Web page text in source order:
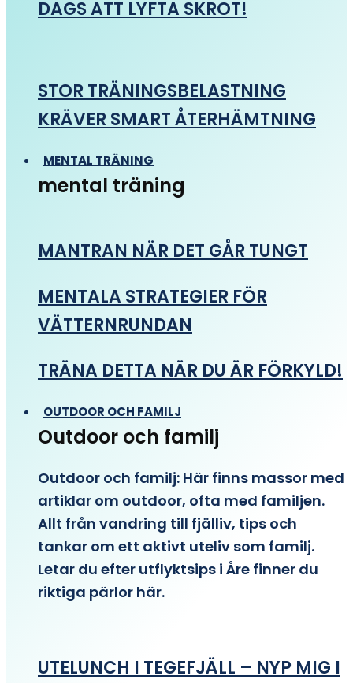
DAGS ATT LYFTA SKROT!
STOR TRÄNINGSBELASTNING
KRÄVER SMART ÅTERHÄMTNING
MENTAL TRÄNING
mental träning
MANTRAN NÄR DET GÅR TUNGT
MENTALA STRATEGIER FÖR
VÄTTERNRUNDAN
TRÄNA DETTA NÄR DU ÄR FÖRKYLD!
OUTDOOR OCH FAMILJ
Outdoor och familj
Outdoor och familj: Här finns massor med
artiklar om outdoor, ofta med familjen.
Allt från vandring till fjälliv, tips och
tankar om ett aktivt uteliv som familj.
Letar du efter utflyktsips i Åre finner du
riktiga pärlor här.
UTELUNCH I TEGEFJÄLL – NYP MIG I